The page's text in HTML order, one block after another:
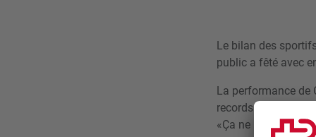
Le bilan des
public a fêté avec
La performance de
records du monde!
«Ça ne pouvait